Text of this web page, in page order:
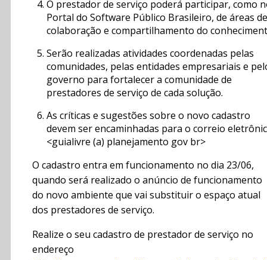
O prestador de serviço poderá participar, como
Portal do Software Público Brasileiro, de áreas de
colaboração e compartilhamento do
Serão realizadas atividades coordenadas pelas
comunidades, pelas entidades empresariais e
governo para fortalecer a comunidade de
prestadores de serviço de cada solução.
As críticas e sugestões sobre o novo cadastro
devem ser encaminhadas para o correio
<guialivre (a) planejamento gov br>
O cadastro entra em funcionamento no dia 23/06,
quando será realizado o anúncio de funcionamento
do novo ambiente que vai substituir o espaço atual
dos prestadores de serviço.
Realize o seu cadastro de prestador de serviço no
endereço